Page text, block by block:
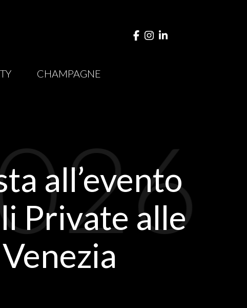
CHAMPAGNE
all’evento
Private alle